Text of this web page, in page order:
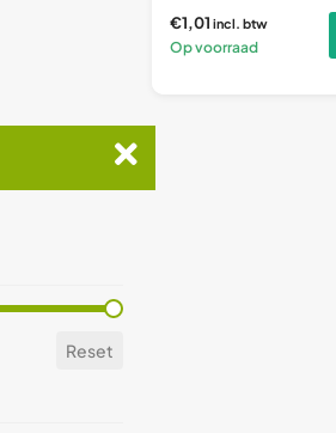
€1,01 incl. btw
Op voorraad
Reset